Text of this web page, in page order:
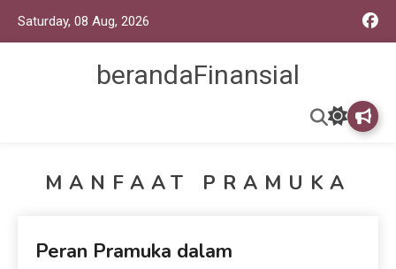
Saturday, 08 Aug, 2026
berandaFinansial
MANFAAT PRAMUKA
Peran Pramuka dalam